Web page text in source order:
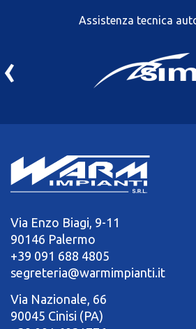
Assistenza tecnica
‹
Via Enzo Biagi, 9-11
90146 Palermo
+39 091 688 4805
segreteria@warmimpianti.it
Via Nazionale, 66
90045 Cinisi (PA)